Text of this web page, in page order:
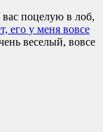
поцелую в лоб,
его у меня вовсе
веселый, вовсе